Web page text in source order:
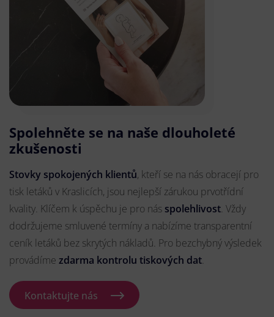
Spolehněte se na naše dlouholeté
zkušenosti
Stovky spokojených klientů, kteří se na nás obracejí pro
tisk letáků v Kraslicích, jsou nejlepší zárukou prvotřídní
kvality. Klíčem k úspěchu je pro nás spolehlivost. Vždy
dodržujeme smluvené termíny a nabízíme transparentní
ceník letáků bez skrytých nákladů. Pro bezchybný výsledek
provádíme zdarma kontrolu tiskových dat.
Kontaktujte nás